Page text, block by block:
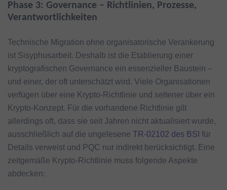
Phase 3: Governance – Richtlinien, Prozesse,
Verantwortlichkeiten
Technische Migration ohne organisatorische Verankerung
ist Sisyphusarbeit. Deshalb ist die Etablierung einer
kryptografischen Governance ein essenzieller Baustein –
und einer, der oft unterschätzt wird. Viele Organisationen
verfügen über eine Krypto-Richtlinie und seltener über ein
Krypto-Konzept. Für die vorhandene Richtlinie gilt
allerdings oft, dass sie seit Jahren nicht aktualisiert wurde,
ausschließlich auf die ungelesene TR-02102 des BSI für
Details verweist und PQC nur indirekt berücksichtigt. Eine
zeitgemäße Krypto-Richtlinie muss folgende Aspekte
abdecken: